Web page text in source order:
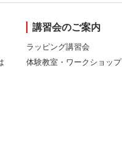
講習会のご案内
ラッピング講習会
体験教室・ワークショップ